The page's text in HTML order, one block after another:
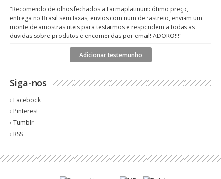
"Recomendo de olhos fechados a Farmaplatinum: ótimo preço,
entrega no Brasil sem taxas, envios com num de rastreio, enviam um
monte de amostras uteis para testarmos e respondem a todas as
duvidas sobre produtos e encomendas por email! ADORO!!!"
Adicionar testemunho
Siga-nos
› Facebook
› Pinterest
› Tumblr
› RSS